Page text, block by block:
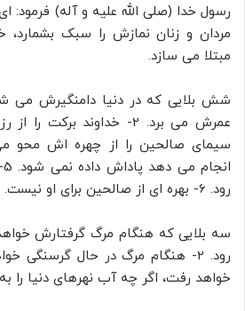
رسول خدا (صلی الله علیه و آله) فرمود:
مردان و زنان نمازش را سبک بشمارد،
مبتلا می سازد.
رود. 6- بهره ای از صالحین برای او نیست.
خواهد رفت، اگر چه آب نهرهای دنیا را